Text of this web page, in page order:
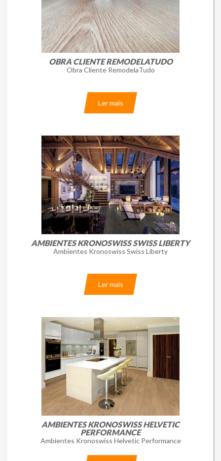
OBRA CLIENTE REMODELATUDO
Obra Cliente RemodelaTudo
Ler mais
AMBIENTES KRONOSWISS SWISS LIBERTY
Ambientes Kronoswiss Swiss Liberty
Ler mais
AMBIENTES KRONOSWISS HELVETIC
PERFORMANCE
Ambientes Kronoswiss Helvetic Performance